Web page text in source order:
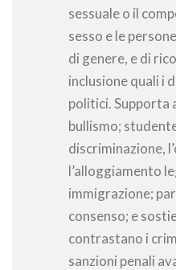
sessuale o il
sesso e le
di genere, e di
inclusione quali i
politici. Supporta
bullismo;
discriminazione,
l’alloggiamento
immigrazione;
consenso; e
contrastano i
sanzioni penali